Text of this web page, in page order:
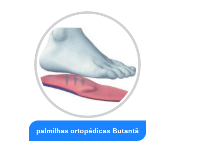
palmilhas ortopédicas Butantã